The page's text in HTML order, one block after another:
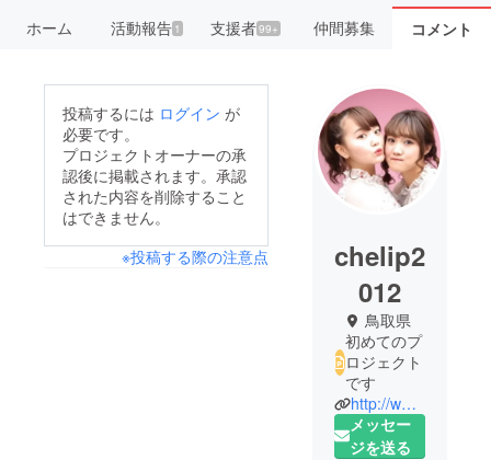
ホーム 活動報告1 支援者99+ 仲間募集 コメント
投稿するには ログイン が
必要です。
プロジェクトオーナーの承
認後に掲載されます。承認
された内容を削除すること
はできません。
※投稿する際の注意点
chelip2
012
鳥取県
初めてのプ
ロジェクト
です
http://www.chelip.net
メッセー
ジを送る